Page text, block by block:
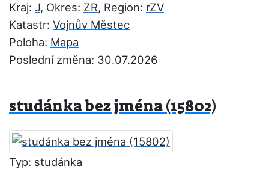
Kraj: J, Okres: ZR, Region: rZV
Katastr: Vojnův Městec
Poloha: Mapa
Poslední změna: 30.07.2026
studánka bez jména (15802)
Typ: studánka